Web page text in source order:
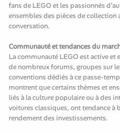
fans de LEGO et les passionnés
ensembles des pièces de collection
conversation.
Communauté et tendances du
La communauté LEGO est active et
de nombreux forums, groupes sur
conventions dédiés à ce passe-
montrent que certains thèmes et
liés à la culture populaire ou à des
voitures classiques, ont tendance à
rendement des investissements.